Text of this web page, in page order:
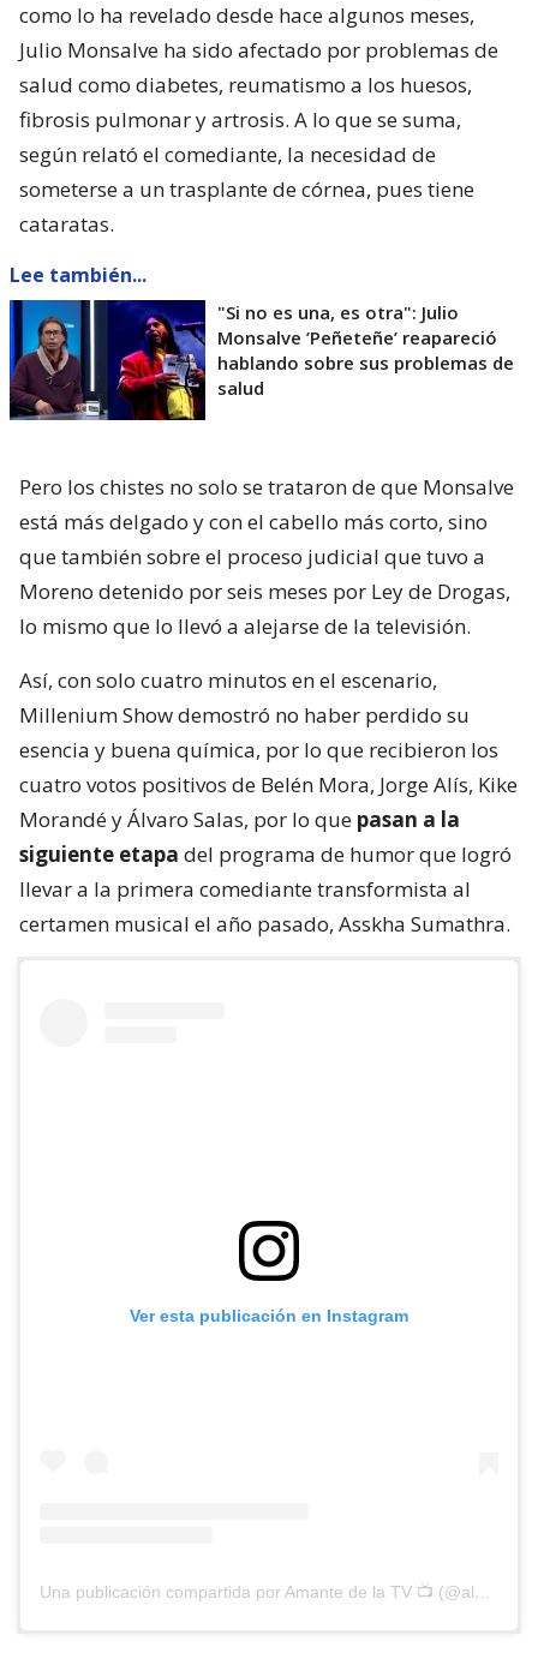
como lo ha revelado desde hace algunos meses,
Julio Monsalve ha sido afectado por problemas de
salud como diabetes, reumatismo a los huesos,
fibrosis pulmonar y artrosis. A lo que se suma,
según relató el comediante, la necesidad de
someterse a un trasplante de córnea, pues tiene
cataratas.
Lee también...
"Si no es una, es otra": Julio
Monsalve ’Peñeteñe’ reapareció
hablando sobre sus problemas de
salud
Pero los chistes no solo se trataron de que Monsalve
está más delgado y con el cabello más corto, sino
que también sobre el proceso judicial que tuvo a
Moreno detenido por seis meses por Ley de Drogas,
lo mismo que lo llevó a alejarse de la televisión.
Así, con solo cuatro minutos en el escenario,
Millenium Show demostró no haber perdido su
esencia y buena química, por lo que recibieron los
cuatro votos positivos de Belén Mora, Jorge Alís, Kike
Morandé y Álvaro Salas, por lo que pasan a la
siguiente etapa del programa de humor que logró
llevar a la primera comediante transformista al
certamen musical el año pasado, Asskha Sumathra.
Ver esta publicación en Instagram
Una publicación compartida por Amante de la TV 📺 (@alguien_te_observa)